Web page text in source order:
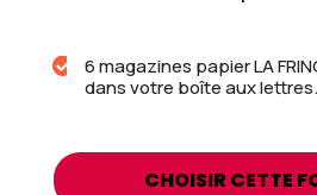

6 magazines papier LA
dans votre boîte aux lettres.
CHOISIR CETTE